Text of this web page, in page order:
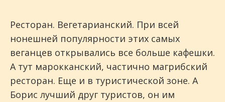
Ресторан. Вегетарианский. При всей
нонешней популярности этих самых
веганцев открывались все больше кафешки.
А тут марокканский, частично магрибский
ресторан. Еще и в туристической зоне. А
Борис лучший друг туристов, он им